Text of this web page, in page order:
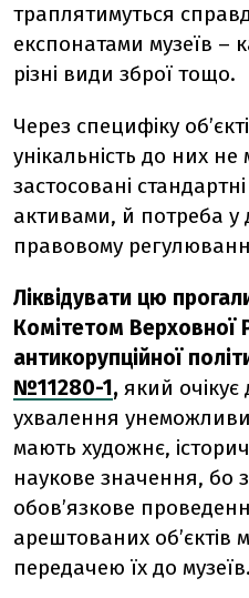
траплятимуться
експонатами музеїв –
різні види зброї тощо.
Через специфіку
унікальність до них не
застосовані
активами, й потреба у
правовому
Ліквідувати цю
Комітетом Верховної
антикорупційної
№11280-1, який
ухвалення
мають художнє,
наукове значення, бо
обов’язкове
арештованих
передачею їх до музеїв.